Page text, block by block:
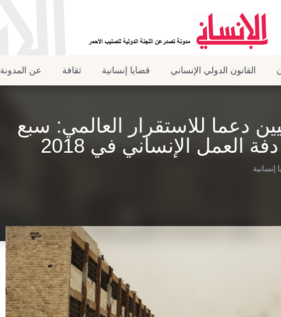
القانون الدولي الإنساني قضايا إنسانية ثقافة عن المدونة
دعما للاستقرار العالمي: سبع
العمل الإنساني في 2018
إنسانية